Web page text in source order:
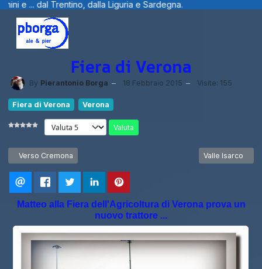
dalla Liguria e Sardegna.
Fiera di Verona
By Pierantonio Borga 18 Febbraio 2015 Visite: 155
Fiera di Verona Verona
Valuta
Articolo precedente: Verso Cremona
Verso Cremona Articolo
Valle Isarco
Matteo alla Fiera dell'Agricoltura di Verona prova un
nuovo trattore ...